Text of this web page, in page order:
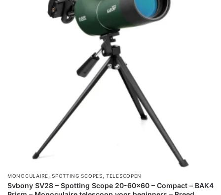
MONOCULAIRE,SPOTTING SCOPES,TELESCOPEN
Svbony SV28 – Spotting Scope 20-60×60 – Compact – BAK4